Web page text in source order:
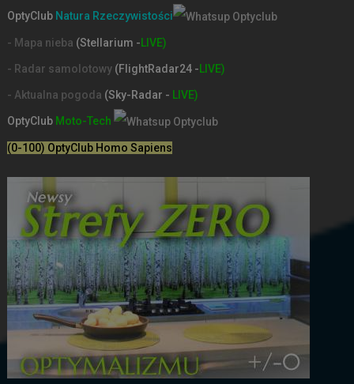
OptyClub Natura Rzeczywistości
- Mapa nieba (Stellarium -LIVE)
- Radar samolotowy (FlightRadar24 -LIVE)
- Aktualna pogoda (Sky-Radar - LIVE)
OptyClub Moto-Tech
(0-100) OptyClub Homo Sapiens